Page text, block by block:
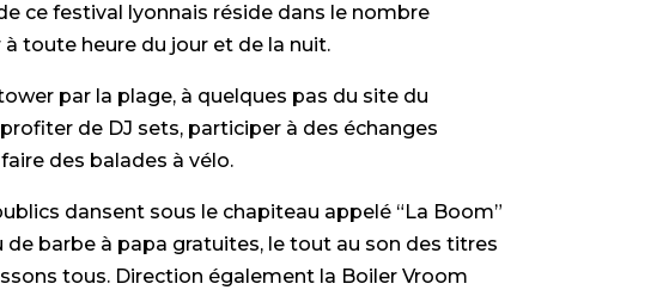
ce festival lyonnais réside dans le nombre
à toute heure du jour et de la nuit.
par la plage, à quelques pas du site du
de DJ sets, participer à des échanges
des balades à vélo.
dansent sous le chapiteau appelé “La Boom”
barbe à papa gratuites, le tout au son des titres
tous. Direction également la Boiler Vroom